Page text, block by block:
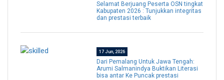
Selamat Berjuang Peserta OSN tingkat
Kabupaten 2026 : Tunjukkan integritas
dan prestasi terbaik
17 Jun, 2026
Dari Pemalang Untuk Jawa Tengah:
Arumi Salmanindya Buktikan Literasi
bisa antar Ke Puncak prestasi